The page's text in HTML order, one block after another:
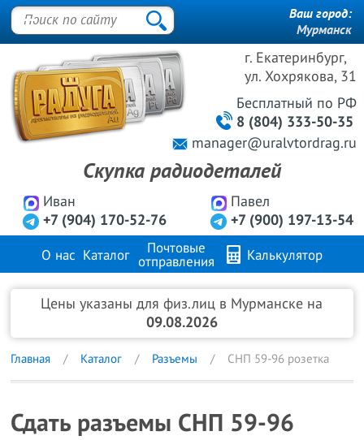
г. Екатеринбург,
ул. Хохрякова, 31
Иван
+7 (904) 170-52-76
Павел
+7 (900) 197-13-54
Бесплатный по РФ
8 (804) 333-50-35
manager@uralvtordrag.ru
Скупка радиодеталей
Ваш город:
Мурманск
О нас Каталог
Почтовые
отправления
Калькулятор
Продажа металлов Контакты
Цены указаны для физ.лиц в Мурманске на
09.08.2026
Главная Каталог Разъемы СНП 59-96 розетка
Сдать разъемы СНП 59-96